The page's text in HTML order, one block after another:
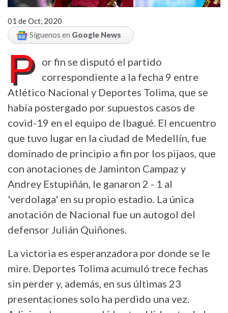
01 de Oct, 2020
Síguenos en Google News
P
or fin se disputó el partido
correspondiente a la fecha 9 entre
Atlético Nacional y Deportes Tolima, que se
había postergado por supuestos casos de
covid-19 en el equipo de Ibagué. El encuentro
que tuvo lugar en la ciudad de Medellín, fue
dominado de principio a fin por los pijaos, que
con anotaciones de Jaminton Campaz y
Andrey Estupiñán, le ganaron 2 - 1 al
'verdolaga' en su propio estadio. La única
anotación de Nacional fue un autogol del
defensor Julián Quiñones.
La victoria es esperanzadora por donde se le
mire. Deportes Tolima acumuló trece fechas
sin perder y, además, en sus últimas 23
presentaciones solo ha perdido una vez.